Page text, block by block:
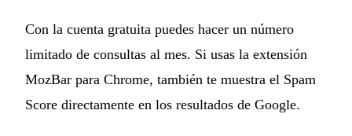
Con la cuenta gratuita puedes hacer un número
limitado de consultas al mes. Si usas la extensión
MozBar para Chrome, también te muestra el Spam
Score directamente en los resultados de Google.